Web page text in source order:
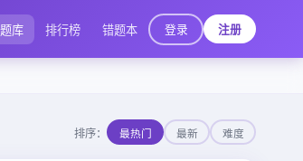
题库 排行榜 错题本 登录 注册
排序： 最热门 最新 难度